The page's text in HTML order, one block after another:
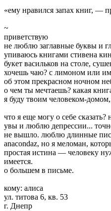
«ему нравился запах книг, —
~
приветствую
не люблю заглавные буквы и
упиваюсь книгами стивена
букет васильков на столе,
хочешь чаю? с лимоном или
об этом прекрасном ночном
о чем ты мечтаешь? какая
я буду твоим человеком-
что я еще могу о себе
увы и люблю депрессии...
не вышло. люблю длинные
anacondaz, но я меломан,
простая истина — человеку
имеется.
о большем в письме.
кому: алиса
ул. титова 6, кв. 53
г. Днепр